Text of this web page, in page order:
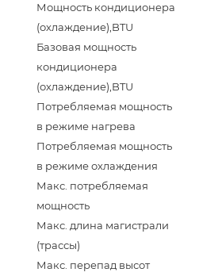
Мощность кондиционера
(охлаждение),BTU
Базовая мощность
кондиционера
(охлаждение),BTU
Потребляемая мощность
в режиме нагрева
Потребляемая мощность
в режиме охлаждения
Макс. потребляемая
мощность
Макс. длина магистрали
(трассы)
Макс. перепад высот